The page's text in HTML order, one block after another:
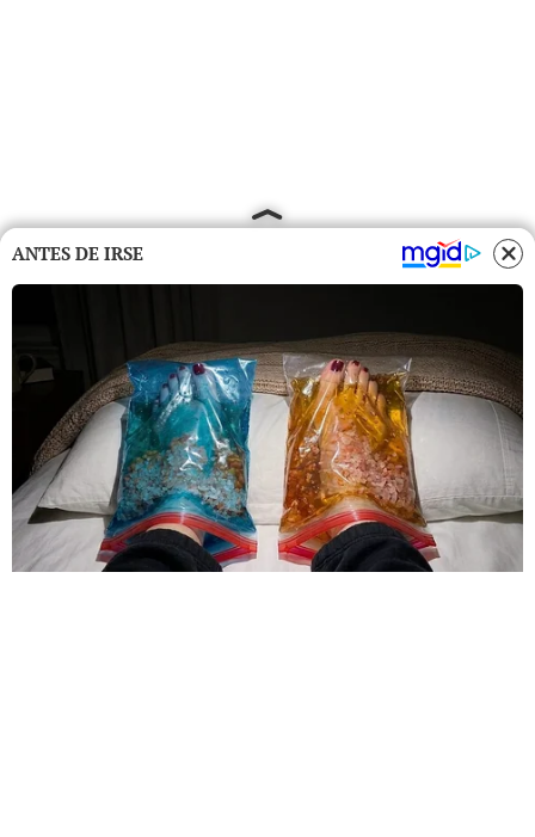
ANTES DE IRSE